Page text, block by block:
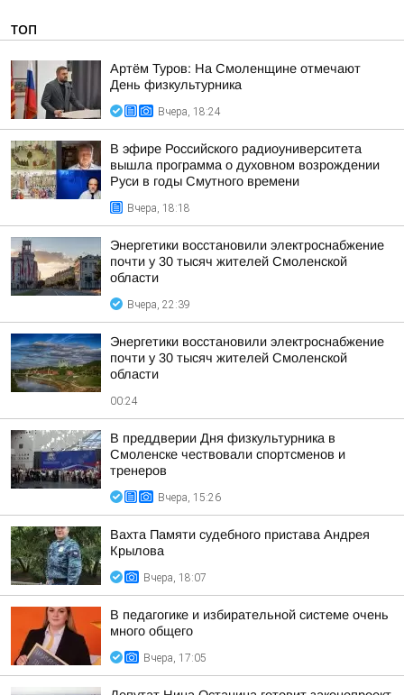
ТОП
Артём Туров: На Смоленщине отмечают
День физкультурника
Вчера, 18:24
В эфире Российского радиоуниверситета
вышла программа о духовном возрождении
Руси в годы Смутного времени
Вчера, 18:18
Энергетики восстановили электроснабжение
почти у 30 тысяч жителей Смоленской
области
Вчера, 22:39
Энергетики восстановили электроснабжение
почти у 30 тысяч жителей Смоленской
области
00:24
В преддверии Дня физкультурника в
Смоленске чествовали спортсменов и
тренеров
Вчера, 15:26
Вахта Памяти судебного пристава Андрея
Крылова
Вчера, 18:07
В педагогике и избирательной системе очень
много общего
Вчера, 17:05